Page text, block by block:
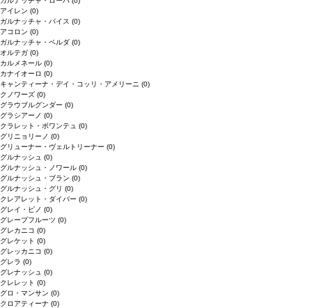
アイレン (0)
ガルナッチャ・パイス (0)
アコロン (0)
ガルナッチャ・ペルダ (0)
オルテガ (0)
カルメネール (0)
カナイオーロ (0)
キャンティーナ・デイ・コッリ・アメリーニ (0)
クノワーズ (0)
グラウブルグンダー (0)
グラシアーノ (0)
クラレット・ボワンテュ (0)
グリニョリーノ (0)
グリューナー・ヴェルトリーナー (0)
グルナッシュ (0)
グルナッシュ・ノワール (0)
グルナッシュ・ブラン (0)
グルナッシュ・グリ (0)
クレアレット・ダイバー (0)
グレイ・ピノ (0)
グレープフルーツ (0)
グレカニコ (0)
グレケット (0)
グレッカニコ (0)
グレラ (0)
グレナッシュ (0)
クレレット (0)
グロ・マンサン (0)
クロアティーナ (0)